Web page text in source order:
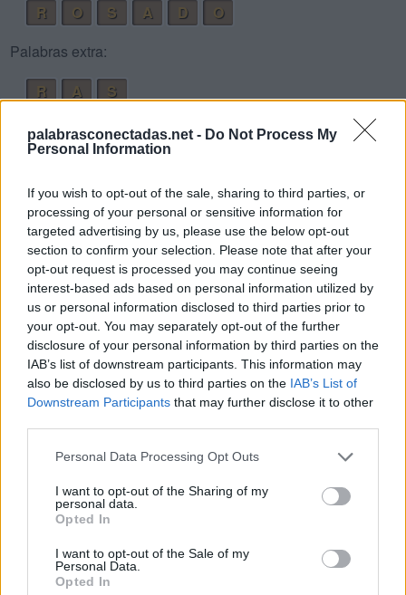
palabrasconectadas.net - Do Not Process My
Personal Information
If you wish to opt-out of the sale, sharing to third parties, or
processing of your personal or sensitive information for
targeted advertising by us, please use the below opt-out
section to confirm your selection. Please note that after your
opt-out request is processed you may continue seeing
interest-based ads based on personal information utilized by
us or personal information disclosed to third parties prior to
your opt-out. You may separately opt-out of the further
disclosure of your personal information by third parties on the
IAB’s list of downstream participants. This information may
also be disclosed by us to third parties on the IAB’s List of
Downstream Participants that may further disclose it to other
Personal Data Processing Opt Outs
I want to opt-out of the Sharing of my
personal data.
Opted In
I want to opt-out of the Sale of my
Personal Data.
Opted In
R
O S A D
O
Palabras extra:
R
A
S
D
O
S
O
S
A
D
A R O
S
O
R
O
O
S
O
A
R
O
O
R
A
O
D
A
D
O R S
O
D O R
O
S A D
O
O D
A R D
O
R D